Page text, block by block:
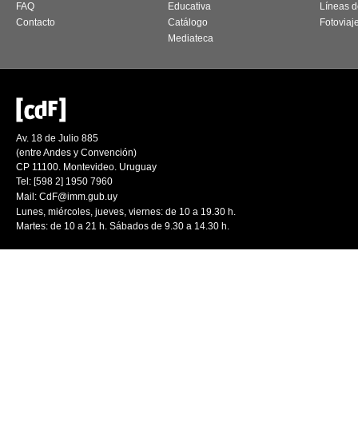
FAQ
Contacto
Educativa
Catálogo
Mediateca
Líneas
Av. 18 de Julio 885
(entre Andes y Convención)
CP 11100. Montevideo. Uruguay
Tel: [598 2] 1950 7960
Mail: CdF@imm.gub.uy
Lunes, miércoles, jueves, viernes: de 10 a 19.30 h.
Martes: de 10 a 21 h. Sábados de 9.30 a 14.30 h.